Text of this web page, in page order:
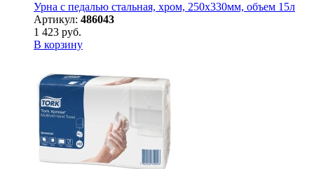
Урна с педалью стальная, хром, 250х330мм, объем 15л
Артикул: 486043
1 423 руб.
В корзину